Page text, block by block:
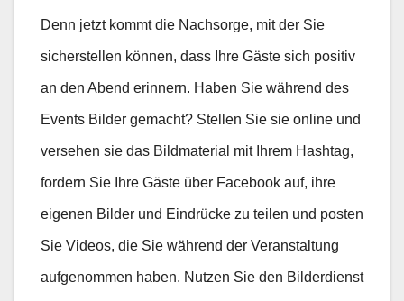
Denn jetzt kommt die Nachsorge, mit der Sie
sicherstellen können, dass Ihre Gäste sich positiv
an den Abend erinnern. Haben Sie während des
Events Bilder gemacht? Stellen Sie sie online und
versehen sie das Bildmaterial mit Ihrem Hashtag,
fordern Sie Ihre Gäste über Facebook auf, ihre
eigenen Bilder und Eindrücke zu teilen und posten
Sie Videos, die Sie während der Veranstaltung
aufgenommen haben. Nutzen Sie den Bilderdienst